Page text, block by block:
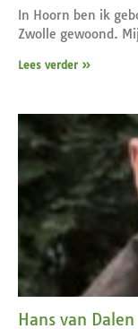
In Hoorn ben ik
Zwolle gewoond.
Lees verder »
Hans van Dalen